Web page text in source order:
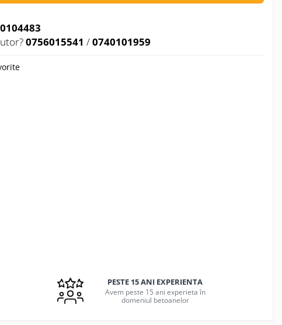
0756015541 /0740101959
PESTE 15 ANI EXPERIENTA
Avem peste 15 ani experieta în
domeniul betoanelor